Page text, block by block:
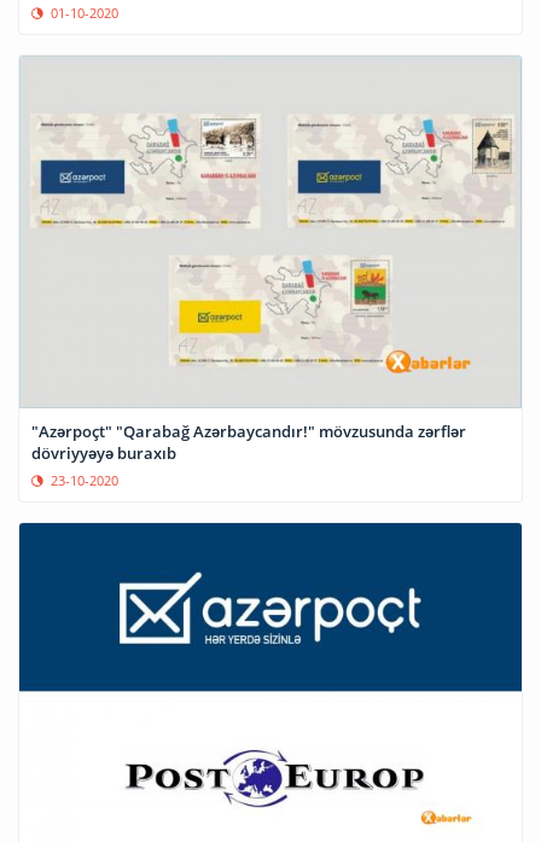
01-10-2020
"Azərpoçt" "Qarabağ Azərbaycandır!" mövzusunda zərflər
dövriyyəyə buraxıb
23-10-2020